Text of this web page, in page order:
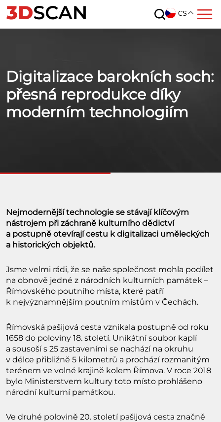
CS
Digitalizace barokních soch:
přesná reprodukce díky
moderním technologiím
Nejmodernější technologie se stávají klíčovým
nástrojem při záchraně kulturního dědictví
a postupně otevírají cestu k digitalizaci uměleckých
a historických objektů.
Jsme velmi rádi, že se naše společnost mohla podílet
na obnově jedné z národních kulturních památek –
Římovského poutního místa, které patří
k nejvýznamnějším poutním místům v Čechách.
Římovská pašijová cesta vznikala postupně od roku
1658 do poloviny 18. století. Unikátní soubor kaplí
a sousoší s 25 zastaveními se nachází na okruhu
v délce přibližně 5 kilometrů a prochází rozmanitým
terénem ve volné krajině kolem Římova. V roce 2018
bylo Ministerstvem kultury toto místo prohlášeno
národní kulturní památkou.
Ve druhé polovině 20. století pašijová cesta značně